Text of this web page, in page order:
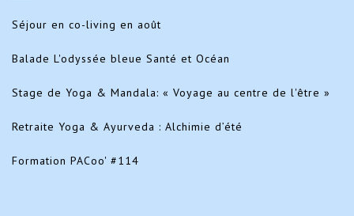
Séjour en co-living en août
Balade L'odyssée bleue Santé et Océan
Stage de Yoga & Mandala: « Voyage au centre de l'être »
Retraite Yoga & Ayurveda : Alchimie d’été
Formation PACoo' #114